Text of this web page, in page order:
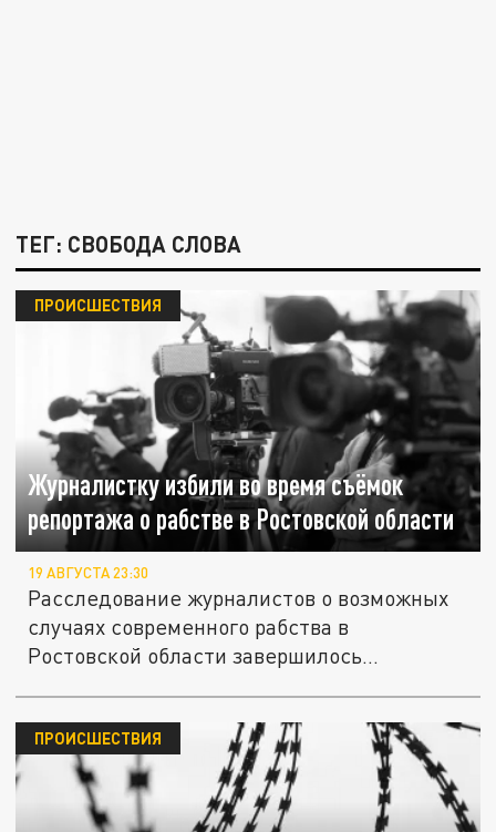
ТЕГ: СВОБОДА СЛОВА
Журналистку избили во время съёмок
репортажа о рабстве в Ростовской области
ПРОИСШЕСТВИЯ
19 АВГУСТА 23:30
Расследование журналистов о возможных
случаях современного рабства в
Ростовской области завершилось
ПРОИСШЕСТВИЯ